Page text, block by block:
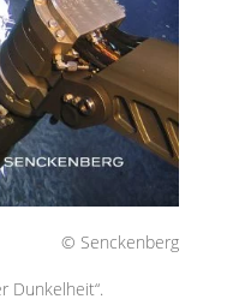
© Senckenberg
Dunkelheit“.